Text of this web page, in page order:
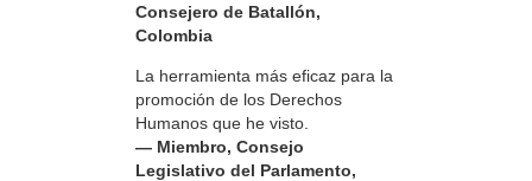
Consejero de Batallón,
Colombia
La herramienta más eficaz para la
promoción de los Derechos
Humanos que he visto.
— Miembro, Consejo
Legislativo del Parlamento,